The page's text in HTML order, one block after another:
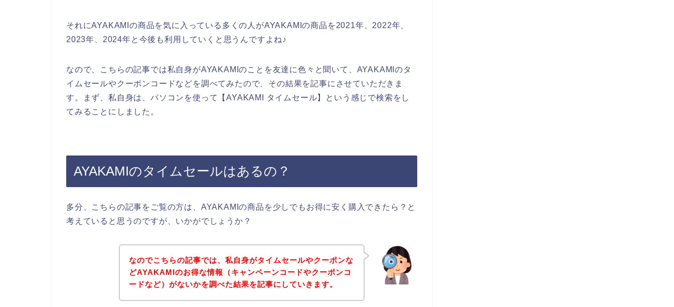
それにAYAKAMIの商品を気に入っている多くの人がAYAKAMIの商品を2021年、2022年、
2023年、2024年と今後も利用していくと思うんですよね♪
なので、こちらの記事では私自身がAYAKAMIのことを友達に色々と聞いて、AYAKAMIのタ
イムセールやクーポンコードなどを調べてみたので、その結果を記事にさせていただきま
す。まず、私自身は、パソコンを使って【AYAKAMI タイムセール】という感じで検索をし
てみることにしました。
AYAKAMIのタイムセールはあるの？
多分、こちらの記事をご覧の方は、AYAKAMIの商品を少しでもお得に安く購入できたら？と
考えていると思うのですが、いかがでしょうか？
なのでこちらの記事では、私自身がタイムセールやクーポンな
どAYAKAMIのお得な情報（キャンペーンコードやクーポンコ
ードなど）がないかを調べた結果を記事にしていきます。